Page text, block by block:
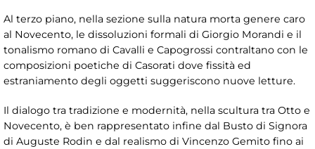
Al terzo piano, nella sezione sulla natura morta genere caro
al Novecento, le dissoluzioni formali di Giorgio Morandi e il
tonalismo romano di Cavalli e Capogrossi contraltano con le
composizioni poetiche di Casorati dove fissità ed
estraniamento degli oggetti suggeriscono nuove letture.
Il dialogo tra tradizione e modernità, nella scultura tra Otto e
Novecento, è ben rappresentato infine dal Busto di Signora
di Auguste Rodin e dal realismo di Vincenzo Gemito fino ai